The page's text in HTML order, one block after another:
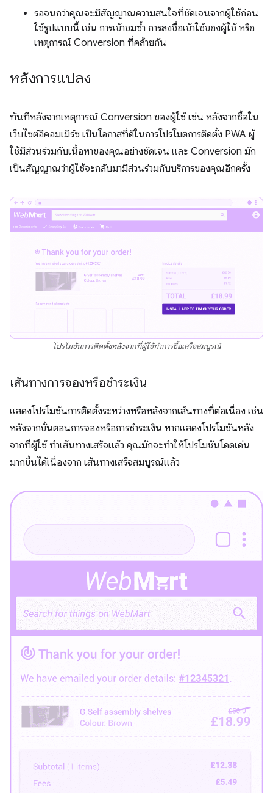
รอจนกว่าคุณจะมีสัญญาณความสนใจที่ชัดเจนจากผู้ใช้ก่อน
ใช้รูปแบบนี้ เช่น การเข้าชมซ้ำ การลงชื่อเข้าใช้ของผู้ใช้ หรือ
เหตุการณ์ Conversion ที่คล้ายกัน
หลังการแปลง
ทันทีหลังจากเหตุการณ์ Conversion ของผู้ใช้ เช่น หลังจากซื้อใน
เว็บไซต์อีคอมเมิร์ซ เป็นโอกาสที่ดีในการโปรโมตการติดตั้ง PWA ผู้
ใช้มีส่วนร่วมกับเนื้อหาของคุณอย่างชัดเจน และ Conversion มัก
เป็นสัญญาณว่าผู้ใช้จะกลับมามีส่วนร่วมกับบริการของคุณอีกครั้ง
โปรโมชันการติดตั้งหลังจากที่ผู้ใช้ทำการซื้อเสร็จสมบูรณ์
เส้นทางการจองหรือชำระเงิน
แสดงโปรโมชันการติดตั้งระหว่างหรือหลังจากเส้นทางที่ต่อเนื่อง เช่น
หลังจากขั้นตอนการจองหรือการชำระเงิน หากแสดงโปรโมชันหลัง
จากที่ผู้ใช้ ทําเส้นทางเสร็จแล้ว คุณมักจะทําให้โปรโมชันโดดเด่น
มากขึ้นได้เนื่องจาก เส้นทางเสร็จสมบูรณ์แล้ว